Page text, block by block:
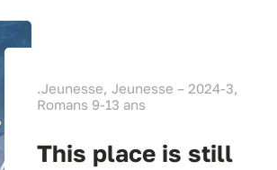
.Jeunesse, Jeunesse – 2024-3,
Romans 9-13 ans
This place is still